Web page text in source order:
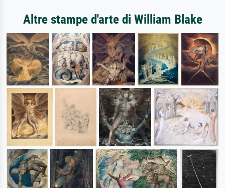
Altre stampe d'arte di William Blake